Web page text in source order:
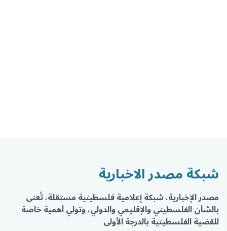
شبكة مصدر الاخبارية
مصدر الإخبارية، شبكة إعلامية فلسطينية مستقلة، تُعنى
بالشأن الفلسطيني والإقليمي والدولي، وتولي أهمية خاصة
للقضية الفلسطينية بالدرجة الأولى